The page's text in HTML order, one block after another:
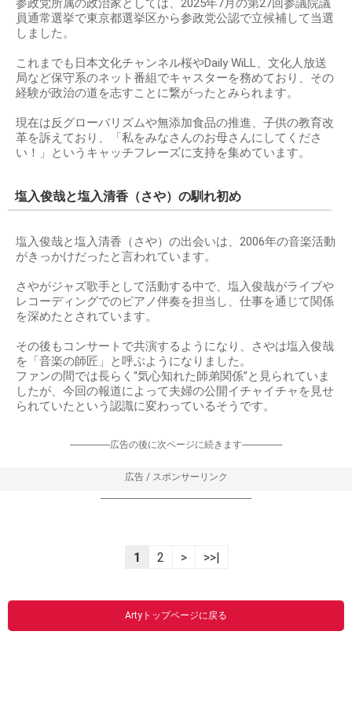
参政党所属の政治家としては、2025年7月の第27回参議院議
員通常選挙で東京都選挙区から参政党公認で立候補して当選
しました。
これまでも日本文化チャンネル桜やDaily WiLL、文化人放送
局など保守系のネット番組でキャスターを務めており、その
経験が政治の道を志すことに繋がったとみられます。
現在は反グローバリズムや無添加食品の推進、子供の教育改
革を訴えており、「私をみなさんのお母さんにしてくださ
い！」というキャッチフレーズに支持を集めています。
塩入俊哉と塩入清香（さや）の馴れ初め
塩入俊哉と塩入清香（さや）の出会いは、2006年の音楽活動
がきっかけだったと言われています。
さやがジャズ歌手として活動する中で、塩入俊哉がライブや
レコーディングでのピアノ伴奏を担当し、仕事を通じて関係
を深めたとされています。
その後もコンサートで共演するようになり、さやは塩入俊哉
を「音楽の師匠」と呼ぶようになりました。
ファンの間では長らく“気心知れた師弟関係”と見られていま
したが、今回の報道によって夫婦の公開イチャイチャを見せ
られていたという認識に変わっているそうです。
-----------------広告の後に次ページに続きます-----------------
広告 / スポンサーリンク
----------------------------------------------------------------
1 2 > >>|
Artyトップページに戻る